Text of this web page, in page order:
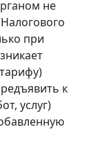
не
Налогового
при
к
услуг)